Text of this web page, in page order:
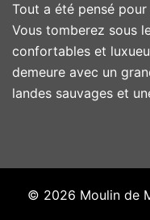
Tout a été pensé
Vous tomberez sous
confortables et
demeure avec un
landes sauvages et
© 2026 Moulin de